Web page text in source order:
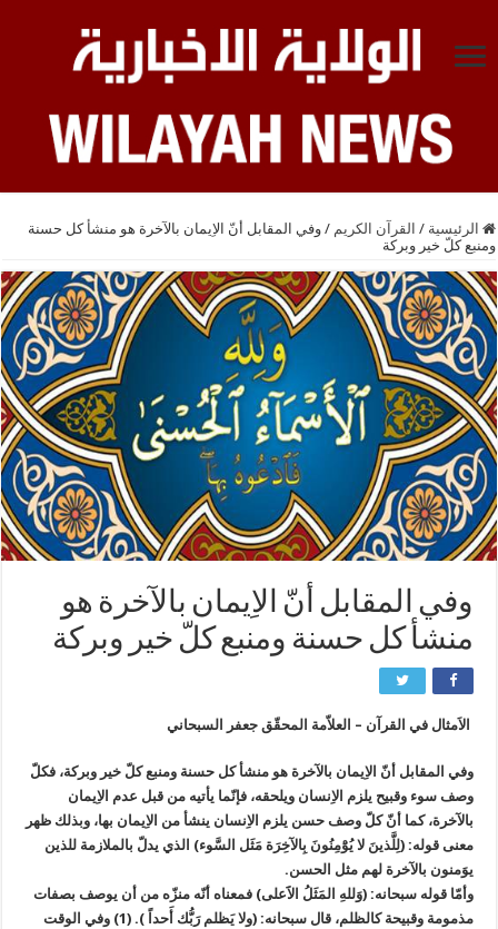
الرئيسية / القرآن الكريم / وفي المقابل أنّ الاِيمان بالآخرة هو منشأ كل حسنة
ومنبع كلّ خير وبركة
وفي المقابل أنّ الاِيمان بالآخرة هو
منشأ كل حسنة ومنبع كلّ خير وبركة
الاَمثال في القرآن – العلاّمة المحقّق جعفر السبحاني
وفي المقابل أنّ الاِيمان بالآخرة هو منشأ كل حسنة ومنبع كلّ خير وبركة، فكلّ
وصف سوء وقبيح يلزم الاِنسان ويلحقه، فإنّما يأتيه من قبل عدم الاِيمان
بالآخرة، كما أنّ كلّ وصف حسن يلزم الاِنسان ينشأ من الاِيمان بها، وبذلك ظهر
معنى قوله: (لِلَّذينَ لا يُوَْمِنُونَ بِالآخِرَة مَثَل السَّوء) الذي يدلّ بالملازمة للذين
يوَمنون بالآخرة لهم مثل الحسن.
وأمّا قوله سبحانه: (وَللهِ المَثَلُ الاََعلى) فمعناه أنّه منزّه من أن يوصف بصفات
مذمومة وقبيحة كالظلم، قال سبحانه: (ولا يَظلم رَبُّك أَحداً ). (1) وفي الوقت